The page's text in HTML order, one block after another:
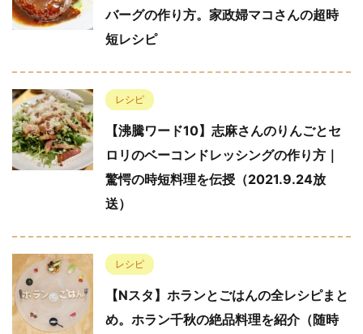
バーグの作り方。家政婦マコさんの超時
短レシピ
レシピ
【沸騰ワード10】志麻さんのりんごとセ
ロリのベーコンドレッシングの作り方｜
驚愕の時短料理を伝授（2021.9.24放
送）
レシピ
【Nスタ】ホランとごはんの全レシピまと
め。ホラン千秋の絶品料理を紹介（随時